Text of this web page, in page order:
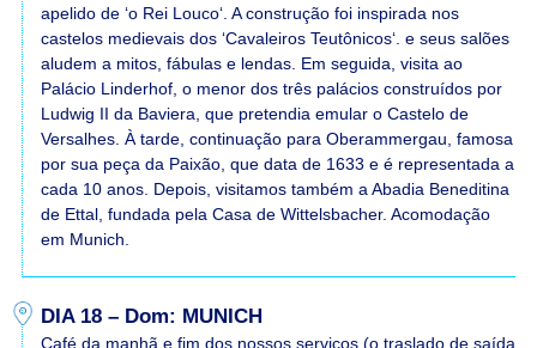
apelido de ‘o Rei Louco‘. A construção foi inspirada nos
castelos medievais dos ‘Cavaleiros Teutônicos‘. e seus salões
aludem a mitos, fábulas e lendas. Em seguida, visita ao
Palácio Linderhof, o menor dos três palácios construídos por
Ludwig II da Baviera, que pretendia emular o Castelo de
Versalhes. À tarde, continuação para Oberammergau, famosa
por sua peça da Paixão, que data de 1633 e é representada a
cada 10 anos. Depois, visitamos também a Abadia Beneditina
de Ettal, fundada pela Casa de Wittelsbacher. Acomodação
em Munich.
DIA 18 – Dom: MUNICH
Café da manhã e fim dos nossos serviços (o traslado de saída